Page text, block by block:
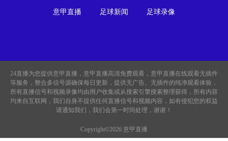
意甲直播 足球新闻 足球录像
24直播为您提供意甲直播，意甲直播高清免费观看，意甲直播在线观看无插件
等服务，整合多信号源确保每日更新，提供无广告、无插件的纯净观看体验，
所有直播信号和视频录像均由用户收集或从搜索引擎搜索整理获得，所有内容
均来自互联网，我们自身不提供任何直播信号和视频内容，如有侵犯您的权益
请通知我们，我们会第一时间处理，谢谢！
Copyright©2026 意甲直播